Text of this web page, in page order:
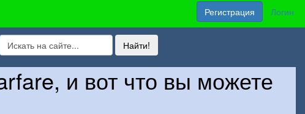
Регистрация Логин
и вот что вы можете